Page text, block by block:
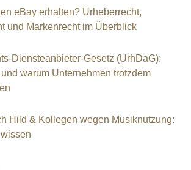
eBay erhalten? Urheberrecht,
und Markenrecht im Überblick
Diensteanbieter-Gesetz (UrhDaG):
warum Unternehmen trotzdem
Hild & Kollegen wegen Musiknutzung:
Erfahrungen zu
Kramarz
100
%
Empfehlungen auf